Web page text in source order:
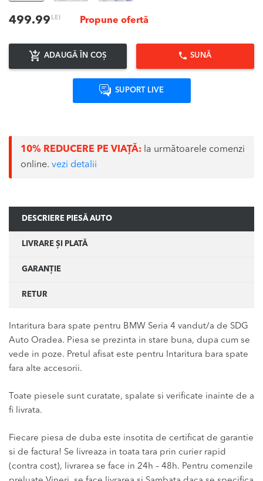
499.99 LEI Propune ofertă
ADAUGĂ ÎN COȘ SUNĂ
SUPORT LIVE
10% REDUCERE PE VIAȚĂ: la următoarele comenzi
online. vezi detalii
DESCRIERE PIESĂ AUTO
LIVRARE ȘI PLATĂ
GARANȚIE
RETUR
Intaritura bara spate pentru BMW Seria 4 vandut/a de SDG
Auto Oradea. Piesa se prezinta in stare buna, dupa cum se
vede in poze. Pretul afisat este pentru Intaritura bara spate
fara alte accesorii.
Toate piesele sunt curatate, spalate si verificate inainte de a
fi livrata.
Fiecare piesa de duba este insotita de certificat de garantie
si de factura! Se livreaza in toata tara prin curier rapid
(contra cost), livrarea se face in 24h – 48h. Pentru comenzile